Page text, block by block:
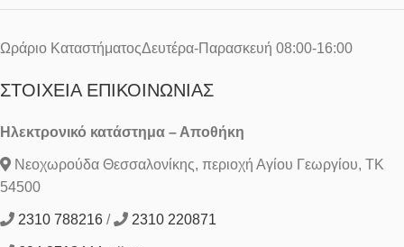
Ωράριο ΚαταστήματοςΔευτέρα-Παρασκευή 08:00-16:00
ΣΤΟΙΧΕΊΑ ΕΠΙΚΟΙΝΩΝΊΑΣ
Ηλεκτρονικό κατάστημα – Αποθήκη
Νεοχωρούδα Θεσσαλονίκης, περιοχή Αγίου Γεωργίου, ΤΚ
54500
2310 788216 / 2310 220871